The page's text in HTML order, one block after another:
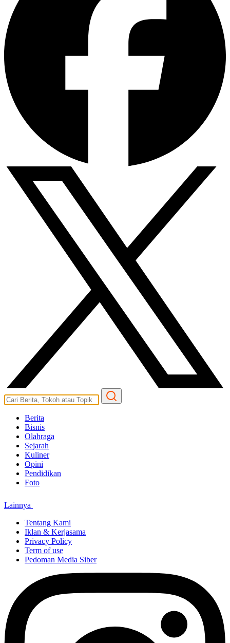
Berita
Bisnis
Olahraga
Sejarah
Kuliner
Opini
Pendidikan
Foto
Lainnya
Tentang Kami
Iklan & Kerjasama
Privacy Policy
Term of use
Pedoman Media Siber